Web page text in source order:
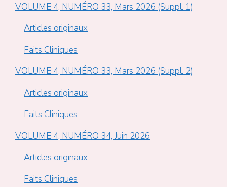
VOLUME 4, NUMÉRO 33, Mars 2026 (Suppl. 1)
Articles originaux
Faits Cliniques
VOLUME 4, NUMÉRO 33, Mars 2026 (Suppl. 2)
Articles originaux
Faits Cliniques
VOLUME 4, NUMÉRO 34, Juin 2026
Articles originaux
Faits Cliniques